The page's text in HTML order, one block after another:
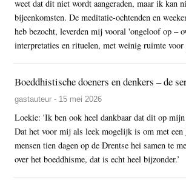
weet dat dit niet wordt aangeraden, maar ik kan
bijeenkomsten. De meditatie-ochtenden en
heb bezocht, leverden mij vooral 'ongeloof op –
interpretaties en rituelen, met weinig ruimte voor
Boeddhistische doeners en denkers – de
gastauteur - 15 mei 2026
Loekie: 'Ik ben ook heel dankbaar dat dit op
Dat het voor mij als leek mogelijk is om met een
mensen tien dagen op de Drentse hei samen te
over het boeddhisme, dat is echt heel bijzonder.’